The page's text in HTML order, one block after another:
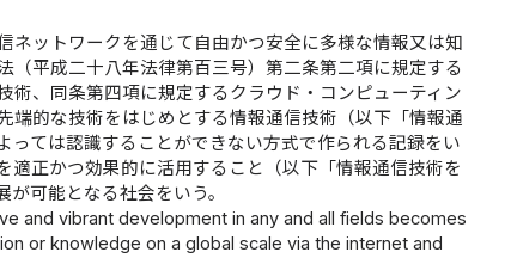
ネットワークを通じて自由かつ安全に多様な情報又は知
平成二十八年法律第百三号）第二条第二項に規定する
、同条第四項に規定するクラウド・コンピューティン
的な技術をはじめとする情報通信技術（以下「情報通
ては認識することができない方式で作られる記録をい
正かつ効果的に活用すること（以下「情報通信技術を
可能となる社会をいう。
and vibrant development in any and all fields becomes
or knowledge on a global scale via the internet and